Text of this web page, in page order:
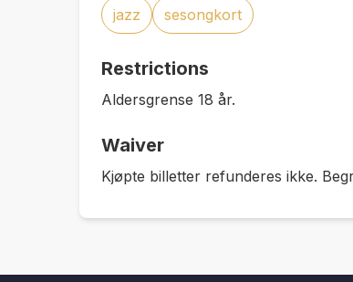
jazz sesongkort
Restrictions
Aldersgrense 18 år.
Waiver
Kjøpte billetter refunderes ikke.